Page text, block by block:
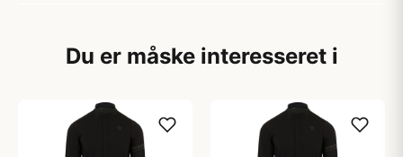
Du er måske interesseret i